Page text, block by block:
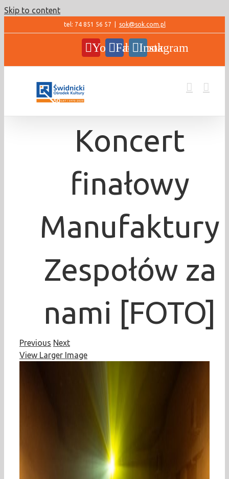
Skip to content
tel: 74 851 56 57 sok@sok.com.pl
YouTubeFacebookInstagram
Koncert
finałowy
Manufaktury
Zespołów za
nami [FOTO]
Previous Next
View Larger Image